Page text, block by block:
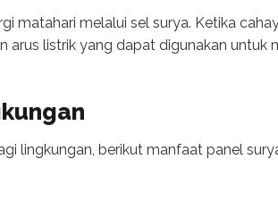
matahari melalui sel surya. Ketika
arus listrik yang dapat digunakan untuk
lingkungan, berikut manfaat panel